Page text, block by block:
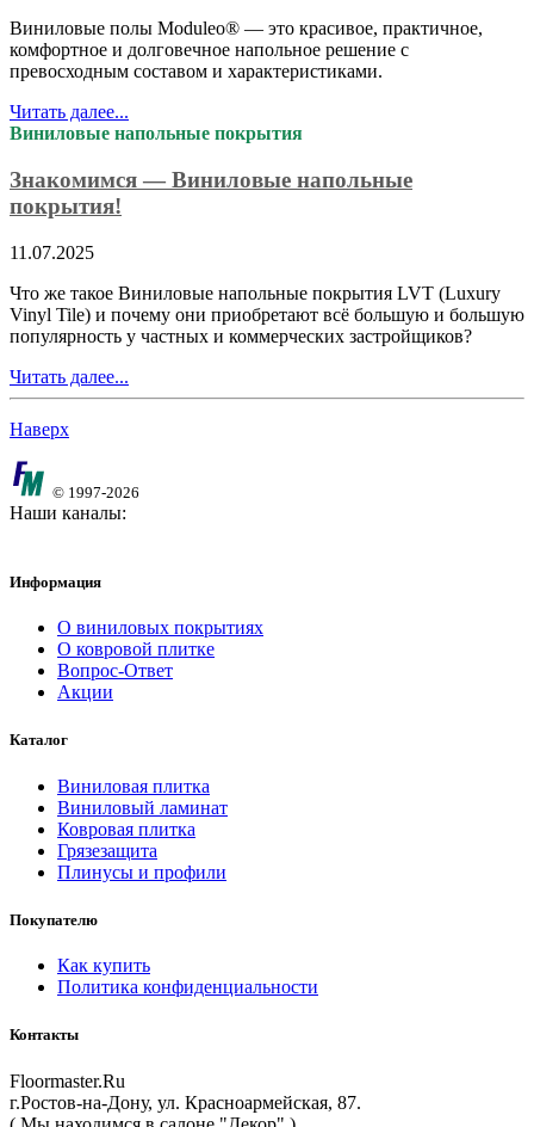
Виниловые полы Moduleo® — это красивое, практичное,
комфортное и долговечное напольное решение с
превосходным составом и характеристиками.
Читать далее...
Виниловые напольные покрытия
Знакомимся — Виниловые напольные
покрытия!
11.07.2025
Что же такое Виниловые напольные покрытия LVT (Luxury
Vinyl Tile) и почему они приобретают всё большую и большую
популярность у частных и коммерческих застройщиков?
Читать далее...
Наверх
© 1997-2026
Наши каналы:
Информация
О виниловых покрытиях
О ковровой плитке
Вопрос-Ответ
Акции
Каталог
Виниловая плитка
Виниловый ламинат
Ковровая плитка
Грязезащита
Плинусы и профили
Покупателю
Как купить
Политика конфиденциальности
Контакты
Floormaster.Ru
г.Ростов-на-Дону, ул. Красноармейская, 87.